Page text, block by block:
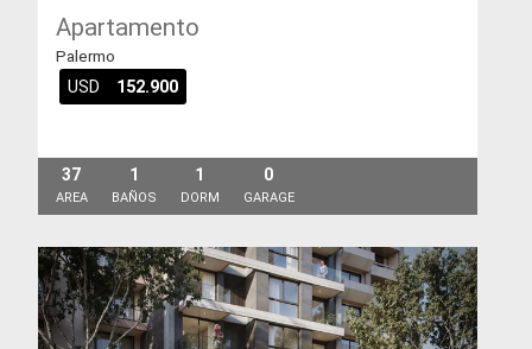
Apartamento
Palermo
USD 152.900
37
AREA
1
BAÑOS
1
DORM
0
GARAGE